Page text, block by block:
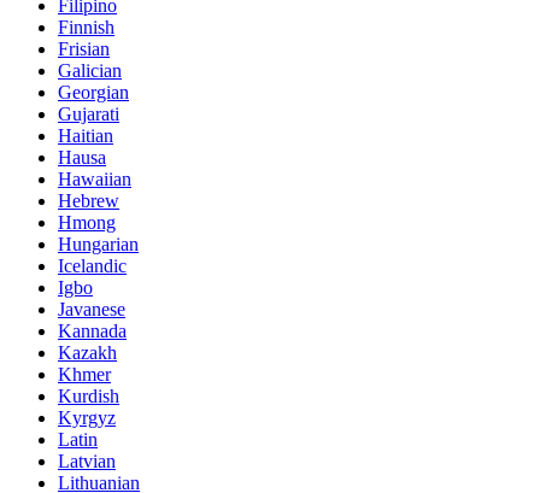
Filipino
Finnish
Frisian
Galician
Georgian
Gujarati
Haitian
Hausa
Hawaiian
Hebrew
Hmong
Hungarian
Icelandic
Igbo
Javanese
Kannada
Kazakh
Khmer
Kurdish
Kyrgyz
Latin
Latvian
Lithuanian